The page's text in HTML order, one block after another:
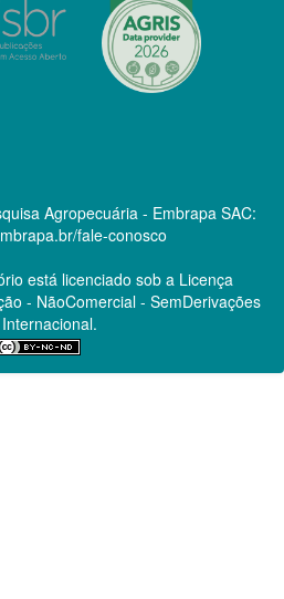
Agropecuária - Embrapa SAC:
fale-conosco
está licenciado sob a Licença
- NãoComercial - SemDerivações